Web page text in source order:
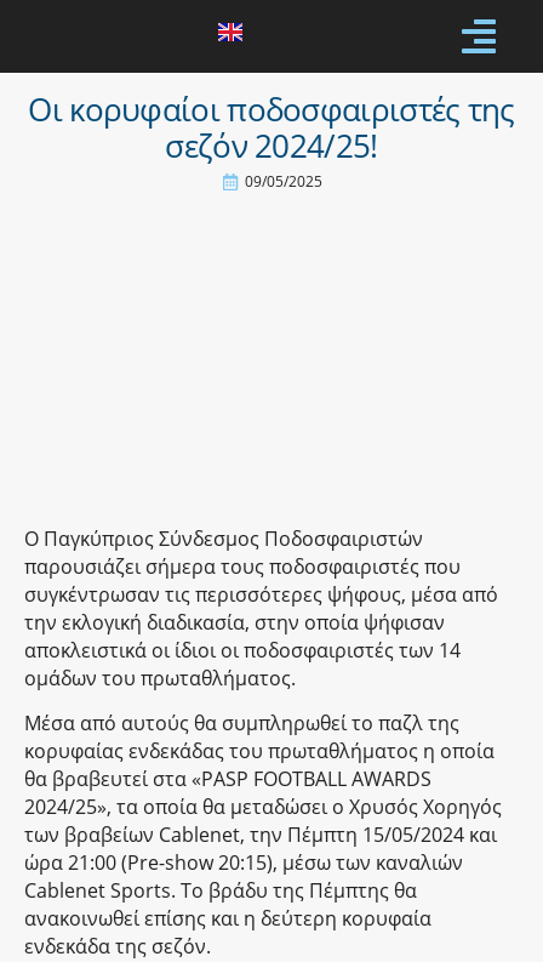
Οι κορυφαίοι ποδοσφαιριστές της
σεζόν 2024/25!
09/05/2025
O Παγκύπριος Σύνδεσμος Ποδοσφαιριστών
παρουσιάζει σήμερα τους ποδοσφαιριστές που
συγκέντρωσαν τις περισσότερες ψήφους, μέσα από
την εκλογική διαδικασία, στην οποία ψήφισαν
αποκλειστικά οι ίδιοι οι ποδοσφαιριστές των 14
ομάδων του πρωταθλήματος.
Μέσα από αυτούς θα συμπληρωθεί το παζλ της
κορυφαίας ενδεκάδας του πρωταθλήματος η οποία
θα βραβευτεί στα «PASP FOOTBALL AWARDS
2024/25», τα οποία θα μεταδώσει ο Χρυσός Χορηγός
των βραβείων Cablenet, την Πέμπτη 15/05/2024 και
ώρα 21:00 (Pre-show 20:15), μέσω των καναλιών
Cablenet Sports. Το βράδυ της Πέμπτης θα
ανακοινωθεί επίσης και η δεύτερη κορυφαία
ενδεκάδα της σεζόν.